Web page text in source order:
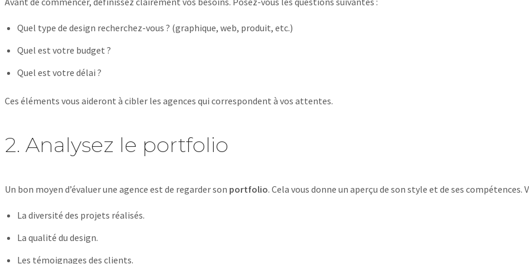
Quel type de design recherchez-vous ? (graphique, web, produit, etc.)
Quel est votre budget ?
Quel est votre délai ?
Ces éléments vous aideront à cibler les agences qui correspondent à vos attentes.
2. Analysez le portfolio
Un bon moyen d’évaluer une agence est de regarder son portfolio. Cela vous donne un aperçu de son style et de ses compétences.
La diversité des projets réalisés.
La qualité du design.
Les témoignages des clients.